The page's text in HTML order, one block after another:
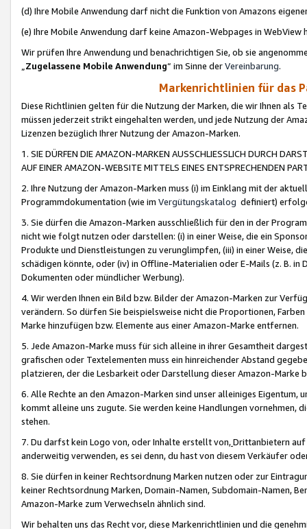
(d) Ihre Mobile Anwendung darf nicht die Funktion von Amazons
(e) Ihre Mobile Anwendung darf keine Amazon-Webpages in WebView
Wir prüfen Ihre Anwendung und benachrichtigen Sie, ob sie
„Zugelassene Mobile Anwendung“ im Sinne derVereinbarung.
Markenrichtlinien für das
Diese Richtlinien gelten für die Nutzung der Marken, die wir Ihnen als
müssen jederzeit strikt eingehalten werden, und jede Nutzung der
Lizenzen bezüglich Ihrer Nutzung der Amazon-Marken.
1. SIE DÜRFEN DIE AMAZON-MARKEN AUSSCHLIESSLICH DURCH
AUF EINER AMAZON-WEBSITE MITTELS EINES ENTSPRECHENDEN
2. Ihre Nutzung der Amazon-Marken muss (i) im Einklang mit der
Programmdokumentation (wie im Vergütungskatalog definiert)
3. Sie dürfen die Amazon-Marken ausschließlich für den in der
nicht wie folgt nutzen oder darstellen: (i) in einer Weise, die ein
Produkte und Dienstleistungen zu verunglimpfen, (iii) in einer Weise,
schädigen könnte, oder (iv) in Offline-Materialien oder E-Mails (z. B. in
Dokumenten oder mündlicher Werbung).
4. Wir werden Ihnen ein Bild bzw. Bilder der Amazon-Marken zur
verändern. So dürfen Sie beispielsweise nicht die Proportionen,
Marke hinzufügen bzw. Elemente aus einer Amazon-Marke entfernen.
5. Jede Amazon-Marke muss für sich alleine in ihrer Gesamtheit
grafischen oder Textelementen muss ein hinreichender Abstand
platzieren, der die Lesbarkeit oder Darstellung dieser Amazon-Marke
6. Alle Rechte an den Amazon-Marken sind unser alleiniges
kommt alleine uns zugute. Sie werden keine Handlungen vornehmen,
stehen.
7. Du darfst kein Logo von, oder Inhalte erstellt von,Drittanbietern auf
anderweitig verwenden, es sei denn, du hast von diesem Verkäufer
8. Sie dürfen in keiner Rechtsordnung Marken nutzen oder zur
keiner Rechtsordnung Marken, Domain-Namen, Subdomain-Namen,
Amazon-Marke zum Verwechseln ähnlich sind.
Wir behalten uns das Recht vor, diese Markenrichtlinien und die